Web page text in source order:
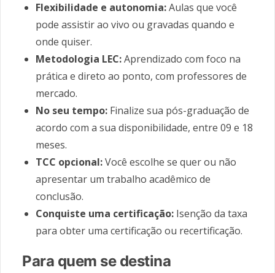
Flexibilidade e autonomia:Aulas que você
pode assistir ao vivo ou gravadas quando e
onde quiser.
Metodologia LEC:Aprendizado com foco na
prática e direto ao ponto, com professores de
mercado.
No seu tempo: Finalize sua pós-graduação de
acordo com a sua disponibilidade, entre 09 e 18
meses.
TCC opcional:Você escolhe se quer ou não
apresentar um trabalho acadêmico de
conclusão.
Conquiste uma certificação: Isenção da taxa
para obter uma certificação ou recertificação.
Para quem se destina